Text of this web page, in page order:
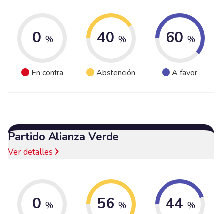
0 %
En contra
40 %
Abstención
60 %
A favor
Partido Alianza Verde
Ver detalles
0 % 56 % 44 %